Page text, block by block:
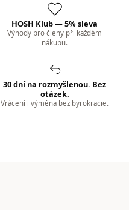
HOSH Klub — 5% sleva
Výhody pro členy při každém
nákupu.
30 dní na rozmyšlenou. Bez
otázek.
Vrácení i výměna bez byrokracie.